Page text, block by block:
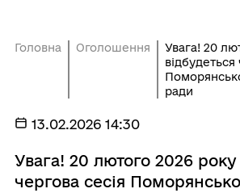
Головна Оголошення
Увага! 20
відбудеться
ради
13.02.2026 14:30
Увага! 20 лютого 2026 року
чергова сесія